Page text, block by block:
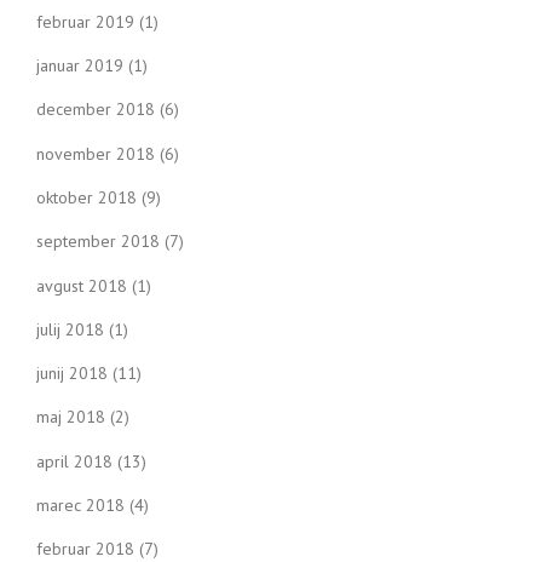
februar 2019 (1)
januar 2019 (1)
december 2018 (6)
november 2018 (6)
oktober 2018 (9)
september 2018 (7)
avgust 2018 (1)
julij 2018 (1)
junij 2018 (11)
maj 2018 (2)
april 2018 (13)
marec 2018 (4)
februar 2018 (7)